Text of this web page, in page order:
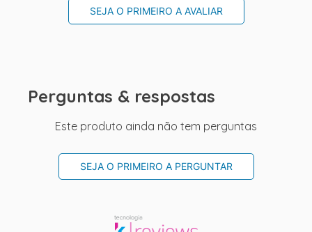
SEJA O PRIMEIRO A AVALIAR
Perguntas & respostas
Este produto ainda não tem perguntas
SEJA O PRIMEIRO A PERGUNTAR